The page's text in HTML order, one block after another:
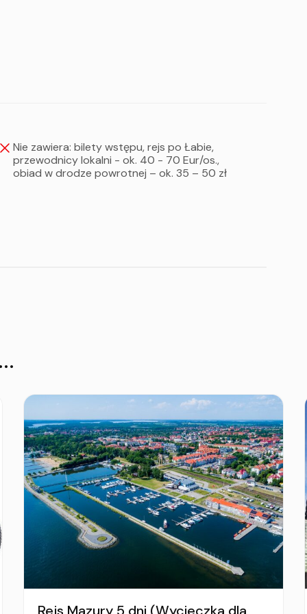
Nie zawiera: bilety wstępu, rejs po Łabie,
przewodnicy lokalni - ok. 40 - 70 Eur/os.,
obiad w drodze powrotnej – ok. 35 – 50 zł